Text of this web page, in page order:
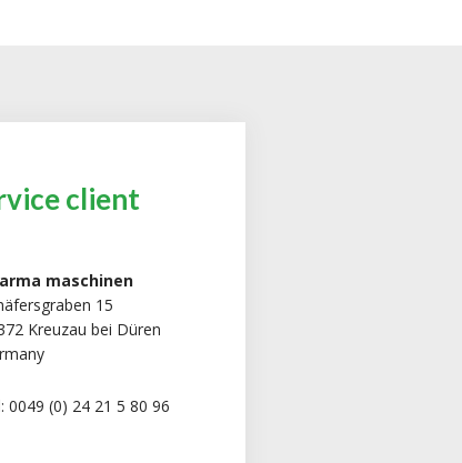
client
maschinen
15
Kreuzau bei Düren
0049 (0) 24 21 5 80 96